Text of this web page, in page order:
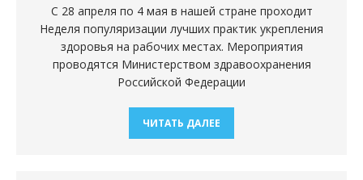
С 28 апреля по 4 мая в нашей стране проходит
Неделя популяризации лучших практик укрепления
здоровья на рабочих местах. Мероприятия
проводятся Министерством здравоохранения
Российской Федерации
ЧИТАТЬ ДАЛЕЕ